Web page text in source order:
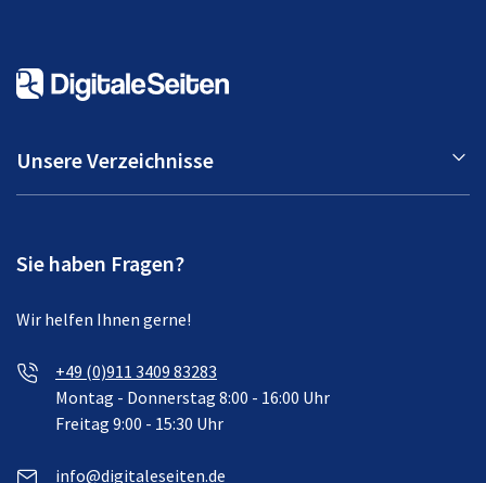
Unsere Verzeichnisse
Sie haben Fragen?
Wir helfen Ihnen gerne!
+49 (0)911 3409 83283
Montag - Donnerstag 8:00 - 16:00 Uhr
Freitag 9:00 - 15:30 Uhr
info@digitaleseiten.de